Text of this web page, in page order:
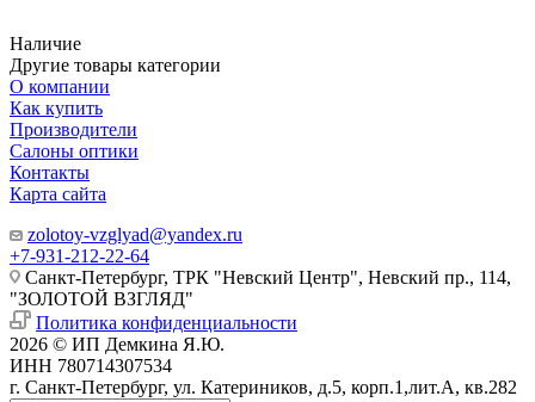
Наличие
Другие товары категории
О компании
Как купить
Производители
Салоны оптики
Контакты
Карта сайта
zolotoy-vzglyad@yandex.ru
+7-931-212-22-64
Санкт-Петербург, ТРК "Невский Центр", Невский пр., 114,
"ЗОЛОТОЙ ВЗГЛЯД"
Политика конфиденциальности
2026 © ИП Демкина Я.Ю.
ИНН 780714307534
г. Санкт-Петербург, ул. Катериников, д.5, корп.1,лит.А, кв.282